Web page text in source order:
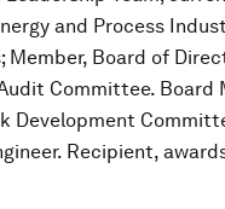
and Process
Member, Board of
Committee. Board
Development
Recipient,